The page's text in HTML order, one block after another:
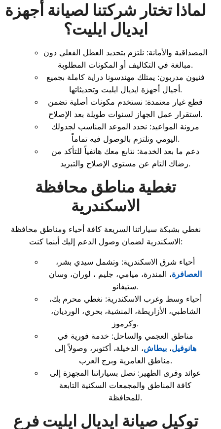
لماذا تختار شركتنا لصيانة أجهزة
ايديال ايليت؟
المصداقية والأمانة: نلتزم بتحديد العطل الفعلي دون
مبالغة في التكاليف أو المكونات المطلوبة.
فنيون مدربون: يمتلك مهندسونا دراية كاملة بجميع
أجيال أجهزة ايديال ايليت وتحديثاتها.
قطع غيار معتمدة: نستخدم مكونات أصلية تضمن
استقرار عمل الجهاز لسنوات طويلة بعد الإصلاح.
مرونة المواعيد: نحدد الموعد المناسب لجدولك
اليومي ونلتزم بالوصول فيه تماماً.
دعم ما بعد الخدمة: نتابع معك هاتفياً للتأكد من
رضاك التام عن مستوى الإصلاح والتبريد.
تغطية مناطق محافظة
الاسكندرية
نغطي بشبكة سياراتنا السريعة كافة أحياء ومناطق محافظة
الاسكندرية لضمان وصول الدعم إليك أينما كنت:
أحياء شرق الاسكندرية: وتشمل سيدي بشر،
العصافرة، المندرة، ميامي، جليم ، لوران، وسان
ستيفانو.
أحياء وسط وغرب الاسكندرية: نغطي محرم بك،
الشاطبي، الأزاريطة، المنشية، بحري، الورديان،
وكرموز.
مناطق العجمي والساحل: خدمة فورية في
هانوفيل،بيطاش، الدخيلة، أكتوبر، وصولاً إلى
مناطق العامرية وبرج العرب.
عوائد وقرى الظهير: نصل بسياراتنا المجهزة إلى
كافة المناطق والمجمعات السكنية التابعة
للمحافظة.
توكيل صيانة ايديال ايليت فرع